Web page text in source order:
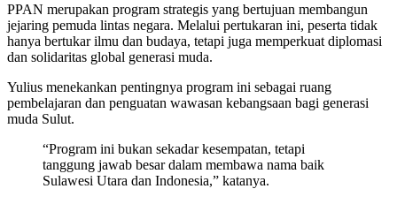
PPAN merupakan program strategis yang bertujuan membangun
jejaring pemuda lintas negara. Melalui pertukaran ini, peserta tidak
hanya bertukar ilmu dan budaya, tetapi juga memperkuat diplomasi
dan solidaritas global generasi muda.
Yulius menekankan pentingnya program ini sebagai ruang
pembelajaran dan penguatan wawasan kebangsaan bagi generasi
muda Sulut.
“Program ini bukan sekadar kesempatan, tetapi
tanggung jawab besar dalam membawa nama baik
Sulawesi Utara dan Indonesia,” katanya.